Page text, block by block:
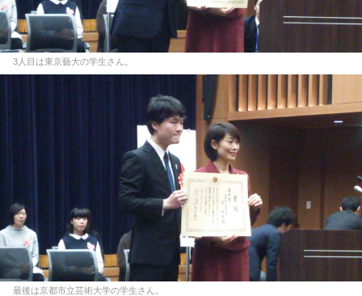
3人目は東京藝大の学生さん。
最後は京都市立芸術大学の学生さん。